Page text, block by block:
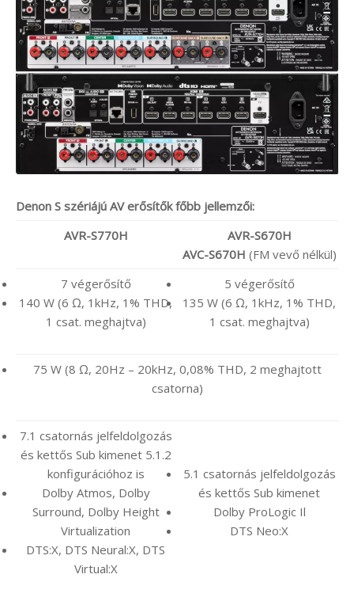
Denon S szériájú AV erősítők főbb jellemzői:
AVR-S770H
AVR-S670H
AVC-S670H (FM vevő nélkül)
7 végerősítő
140 W (6 Ω, 1kHz, 1% THD,
1 csat. meghajtva)
5 végerősítő
135 W (6 Ω, 1kHz, 1% THD,
1 csat. meghajtva)
75 W (8 Ω, 20Hz – 20kHz, 0,08% THD, 2 meghajtott
csatorna)
7.1 csatornás jelfeldolgozás
és kettős Sub kimenet 5.1.2
konfigurációhoz is
Dolby Atmos, Dolby
Surround, Dolby Height
Virtualization
DTS:X, DTS Neural:X, DTS
Virtual:X
5.1 csatornás jelfeldolgozás
és kettős Sub kimenet
Dolby ProLogic Il
DTS Neo:X